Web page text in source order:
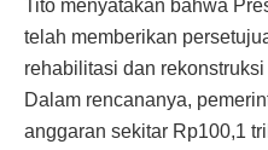
Tito menyatakan bahwa
telah memberikan
rehabilitasi dan
Dalam rencananya,
anggaran sekitar Rp100,1